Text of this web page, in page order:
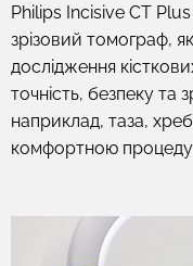
Philips Incisive CT
зрізовий томограф,
дослідження
точність, безпеку та
наприклад, таза,
комфортною